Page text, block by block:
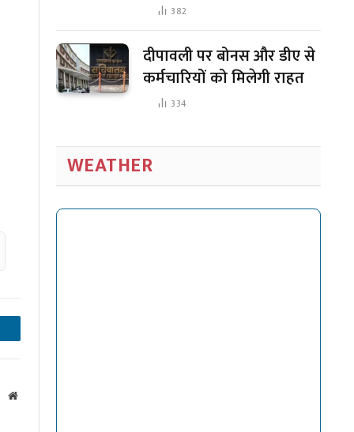
Website
382
दीपावली पर बोनस और डीए से
कर्मचारियों को मिलेगी राहत
334
WEATHER